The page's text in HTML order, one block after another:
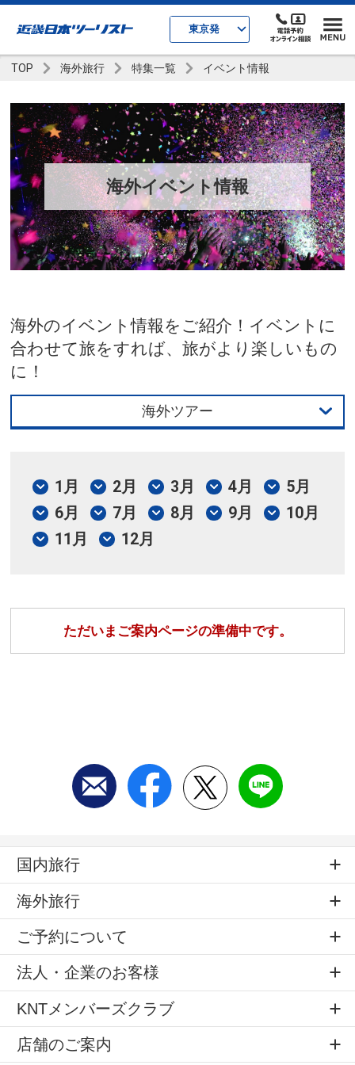
東京発
TOP 海外旅行 特集一覧 イベント情報
海外イベント情報
海外のイベント情報をご紹介！イベントに
合わせて旅をすれば、旅がより楽しいもの
に！
海外ツアー
海外ツアー
1月 2月 3月 4月
5月
6月
7月 8月 9月
10月
11月
12月
ただいまご案内ページの準備中です。
国内旅行
海外旅行
ご予約について
法人・企業のお客様
KNTメンバーズクラブ
店舗のご案内